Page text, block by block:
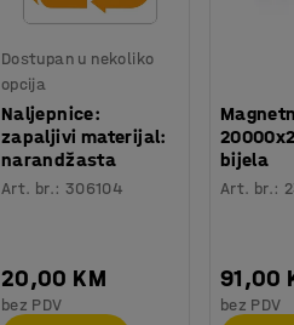
Dostupan u nekoliko
opcija
Naljepnice:
zapaljivi materijal:
narandžasta
Art. br.: 306104
20,00 KM
bez PDV
bijela
Art. br.:
91,00
bez PDV